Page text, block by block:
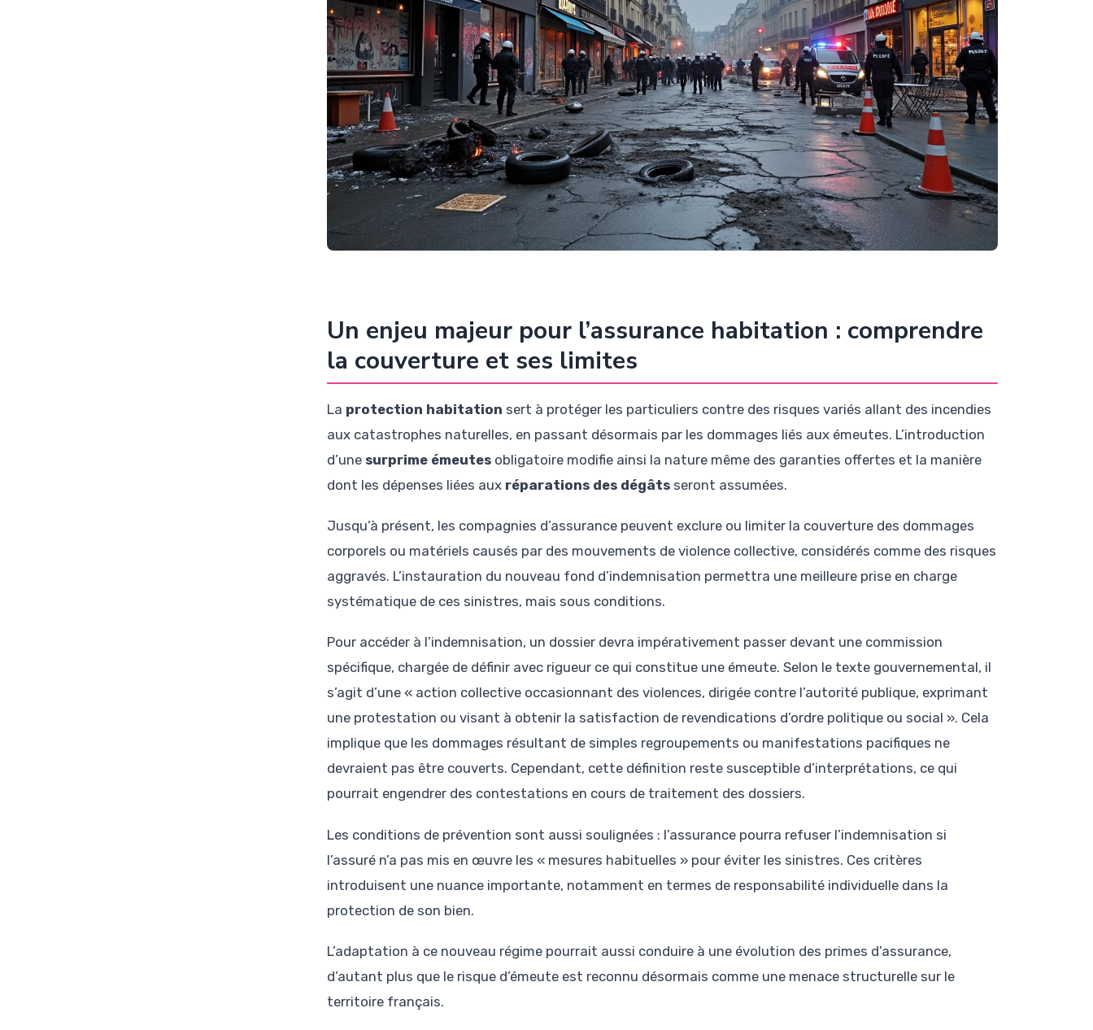
Un enjeu majeur pour l’assurance habitation : comprendre
la couverture et ses limites
La protection habitation sert à protéger les particuliers contre des risques variés allant des incendies
aux catastrophes naturelles, en passant désormais par les dommages liés aux émeutes. L’introduction
d’une surprime émeutes obligatoire modifie ainsi la nature même des garanties offertes et la manière
dont les dépenses liées aux réparations des dégâts seront assumées.
Jusqu’à présent, les compagnies d’assurance peuvent exclure ou limiter la couverture des dommages
corporels ou matériels causés par des mouvements de violence collective, considérés comme des risques
aggravés. L’instauration du nouveau fond d’indemnisation permettra une meilleure prise en charge
systématique de ces sinistres, mais sous conditions.
Pour accéder à l’indemnisation, un dossier devra impérativement passer devant une commission
spécifique, chargée de définir avec rigueur ce qui constitue une émeute. Selon le texte gouvernemental, il
s’agit d’une « action collective occasionnant des violences, dirigée contre l’autorité publique, exprimant
une protestation ou visant à obtenir la satisfaction de revendications d’ordre politique ou social ». Cela
implique que les dommages résultant de simples regroupements ou manifestations pacifiques ne
devraient pas être couverts. Cependant, cette définition reste susceptible d’interprétations, ce qui
pourrait engendrer des contestations en cours de traitement des dossiers.
Les conditions de prévention sont aussi soulignées : l’assurance pourra refuser l’indemnisation si
l’assuré n’a pas mis en œuvre les « mesures habituelles » pour éviter les sinistres. Ces critères
introduisent une nuance importante, notamment en termes de responsabilité individuelle dans la
protection de son bien.
L’adaptation à ce nouveau régime pourrait aussi conduire à une évolution des primes d’assurance,
d’autant plus que le risque d’émeute est reconnu désormais comme une menace structurelle sur le
territoire français.